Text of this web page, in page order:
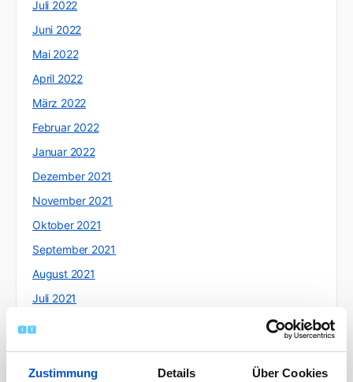
Zustimmung Details Über Cookies
Juli 2022
Juni 2022
Mai 2022
April 2022
März 2022
Februar 2022
Januar 2022
Dezember 2021
November 2021
Oktober 2021
September 2021
August 2021
Juli 2021
Juni 2021
April 2021